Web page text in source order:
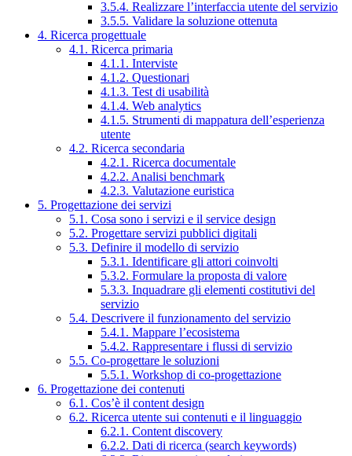
3.5.4. Realizzare l’interfaccia utente del servizio
3.5.5. Validare la soluzione ottenuta
4. Ricerca progettuale
4.1. Ricerca primaria
4.1.1. Interviste
4.1.2. Questionari
4.1.3. Test di usabilità
4.1.4. Web analytics
4.1.5. Strumenti di mappatura dell’esperienza
utente
4.2. Ricerca secondaria
4.2.1. Ricerca documentale
4.2.2. Analisi benchmark
4.2.3. Valutazione euristica
5. Progettazione dei servizi
5.1. Cosa sono i servizi e il service design
5.2. Progettare servizi pubblici digitali
5.3. Definire il modello di servizio
5.3.1. Identificare gli attori coinvolti
5.3.2. Formulare la proposta di valore
5.3.3. Inquadrare gli elementi costitutivi del
servizio
5.4. Descrivere il funzionamento del servizio
5.4.1. Mappare l’ecosistema
5.4.2. Rappresentare i flussi di servizio
5.5. Co-progettare le soluzioni
5.5.1. Workshop di co-progettazione
6. Progettazione dei contenuti
6.1. Cos’è il content design
6.2. Ricerca utente sui contenuti e il linguaggio
6.2.1. Content discovery
6.2.2. Dati di ricerca (search keywords)